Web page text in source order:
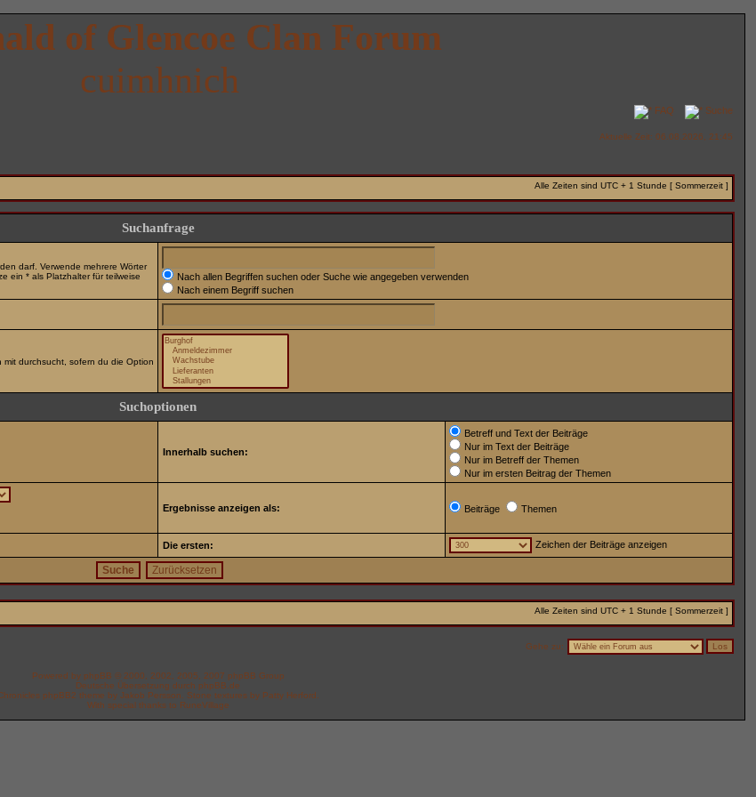
of Glencoe Clan Forum
cuimhnich
FAQ Suche
Aktuelle Zeit: 06.08.2026, 21:45
Alle Zeiten sind UTC + 1 Stunde [ Sommerzeit ]
Suchanfrage
darf. Verwende mehrere Wörter
ein * als Platzhalter für teilweise
Nach allen Begriffen suchen oder Suche wie angegeben verwenden
Nach einem Begriff suchen
durchsucht, sofern du die Option
Suchoptionen
Innerhalb suchen:
Betreff und Text der Beiträge
Nur im Text der Beiträge
Nur im Betreff der Themen
Nur im ersten Beitrag der Themen
Ergebnisse anzeigen als: Beiträge Themen
Die ersten: Zeichen der Beiträge anzeigen
Alle Zeiten sind UTC + 1 Stunde [ Sommerzeit ]
Gehe zu:
Powered by phpBB © 2000, 2002, 2005, 2007 phpBB Group
Deutsche Übersetzung durch phpBB.de
phpBB2 theme by Jakob Persson . Stone textures by Patty Herford.
With special thanks to RuneVillage